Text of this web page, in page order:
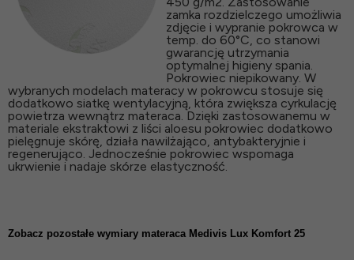
zamka rozdzielczego umożliwia
zdjęcie i wypranie pokrowca w
temp. do 60°C, co stanowi
gwarancję utrzymania
optymalnej higieny spania.
Pokrowiec niepikowany. W
wybranych modelach materacy w pokrowcu stosuje się
dodatkowo siatkę wentylacyjną, która zwiększa cyrkulację
powietrza wewnątrz materaca. Dzięki zastosowanemu w
materiale ekstraktowi z liści aloesu pokrowiec dodatkowo
pielęgnuje skórę, działa nawilżająco, antybakteryjnie i
regenerująco. Jednocześnie pokrowiec wspomaga
ukrwienie i nadaje skórze elastyczność.
Zobacz pozostałe wymiary materaca Medivis Lux Komfort 25